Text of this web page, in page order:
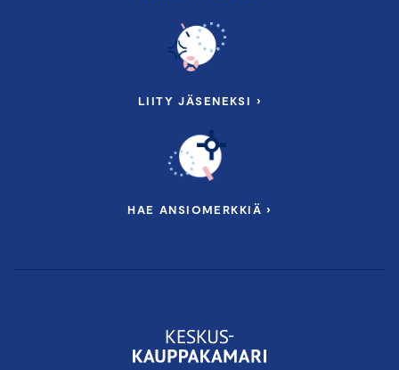
LIITY JÄSENEKSI ›
HAE ANSIOMERKKIÄ ›